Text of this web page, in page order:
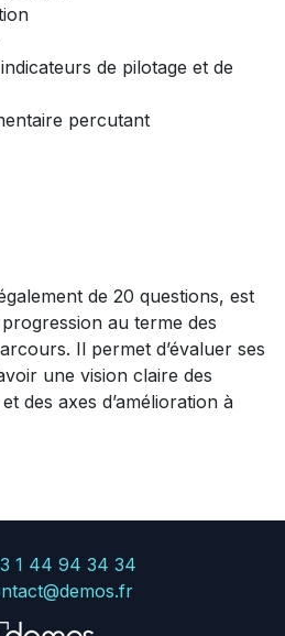
de pilotage et de
percutant
de 20 questions, est
progression au terme des
Il permet d’évaluer ses
une vision claire des
des axes d’amélioration à
1 44 94 34 34